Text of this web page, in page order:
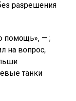
разрешения
помощь», — ;
на вопрос,
танки